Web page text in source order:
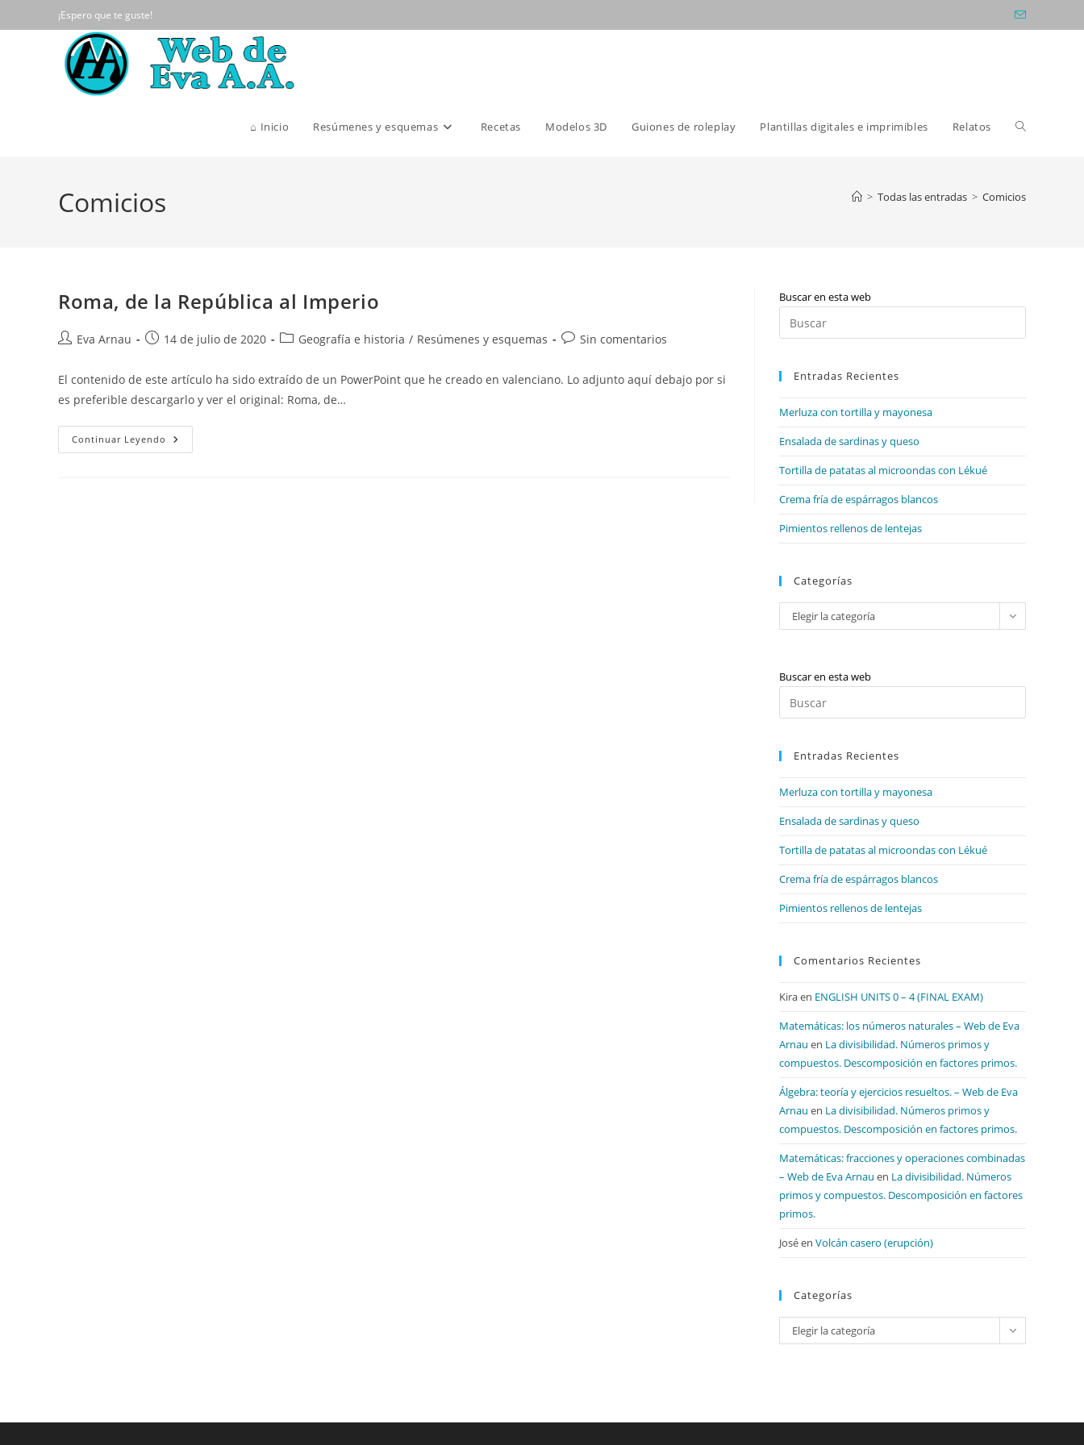
al
¡Espero que te guste!
⌂ Inicio Resúmenes y esquemas Recetas Modelos 3D Guiones de roleplay Plantillas digitales e imprimibles Relatos Alternar
la
Comicios > Todas las entradas > Comicios
Roma, de la República al Imperio
Autor
la
entrada:
Eva Arnau
Publicación
entrada:
14 de julio de 2020
Categoría
la
entrada:
Geografía e historia / Resúmenes y esquemas
Comentarios
la
entrada:
Sin comentarios
El contenido de este artículo ha sido extraído de un PowerPoint que he creado en valenciano. Lo adjunto aquí debajo por si
es preferible descargarlo y ver el original: Roma, de…
Continuar Leyendo Roma,
De
Buscar en esta web
Escape
Entradas Recientes
Merluza con tortilla y mayonesa
Ensalada de sardinas y queso
Tortilla de patatas al microondas con Lékué
Crema fría de espárragos blancos
Pimientos rellenos de lentejas
Categorías
Categorías
Elegir la categoría
Buscar en esta web
Escape
Entradas Recientes
Merluza con tortilla y mayonesa
Ensalada de sardinas y queso
Tortilla de patatas al microondas con Lékué
Crema fría de espárragos blancos
Pimientos rellenos de lentejas
Comentarios Recientes
Kiraen ENGLISH UNITS 0 – 4 (FINAL EXAM)
Matemáticas: los números naturales – Web de Eva
Arnau en La divisibilidad. Números primos y
compuestos. Descomposición en factores primos.
Álgebra: teoría y ejercicios resueltos. – Web de Eva
Arnau en La divisibilidad. Números primos y
compuestos. Descomposición en factores primos.
Matemáticas: fracciones y operaciones combinadas
– Web de Eva Arnau en La divisibilidad. Números
primos y compuestos. Descomposición en factores
primos.
Joséen Volcán casero (erupción)
Categorías
Categorías
Elegir la categoría